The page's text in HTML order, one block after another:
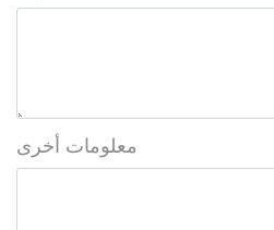
معلومات أخرى